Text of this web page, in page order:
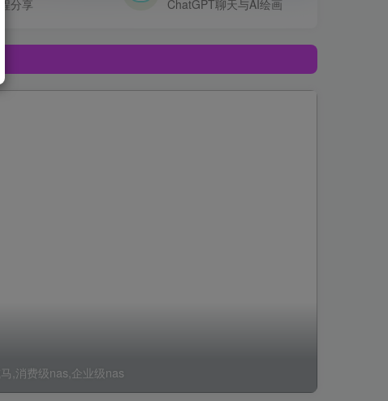
分享 ChatGPT聊天与AI绘画
,消费级nas,企业级nas